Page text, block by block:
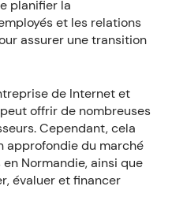
planifier la
et les relations
assurer une transition
de Internet et
offrir de nombreuses
Cependant, cela
approfondie du marché
Normandie, ainsi que
évaluer et financer